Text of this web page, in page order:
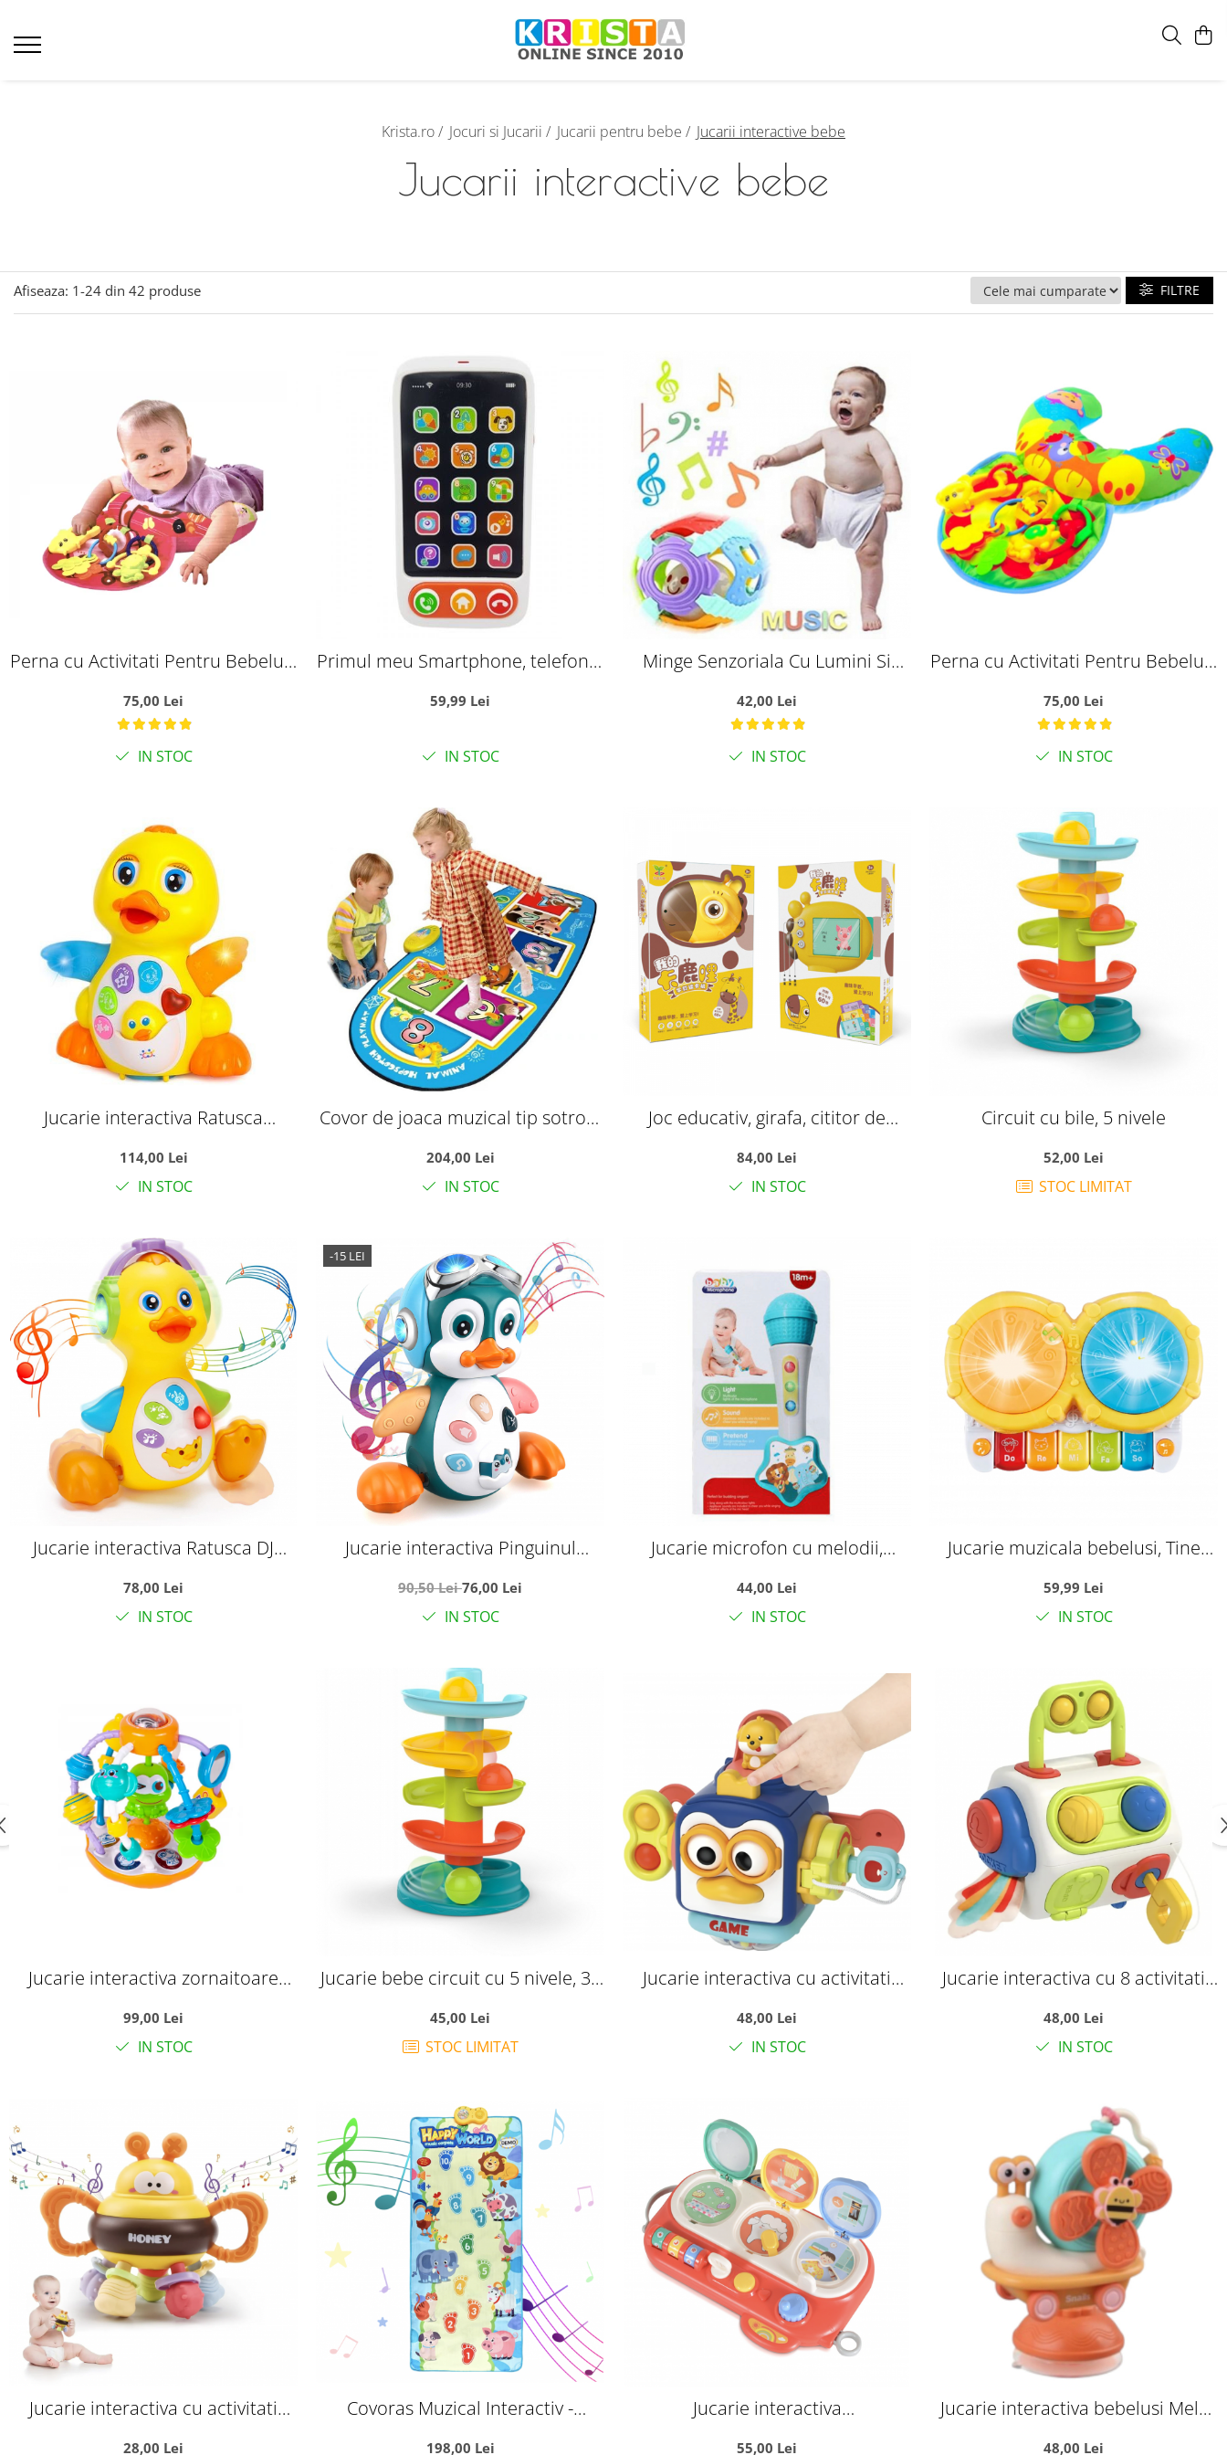
Krista.ro / Jocuri si Jucarii / Jucarii pentru bebe / Jucarii interactive bebe
Jucarii interactive bebe
Afiseaza: 1-24 din 42 produse FILTRE
Perna cu Activitati Pentru Bebelusi
75,00 Lei
IN STOC
Primul meu Smartphone, telefonul
59,99 Lei
IN STOC
Minge Senzoriala Cu Lumini Si
42,00 Lei
IN STOC
Perna cu Activitati Pentru Bebelusi
75,00 Lei
IN STOC
Jucarie interactiva Ratusca
114,00 Lei
IN STOC
Covor de joaca muzical tip sotron,
204,00 Lei
IN STOC
Joc educativ, girafa, cititor de
84,00 Lei
IN STOC
Circuit cu bile, 5 nivele
52,00 Lei
STOC LIMITAT
Jucarie interactiva Ratusca DJ
78,00 Lei
IN STOC
-15 LEI
Jucarie interactiva Pinguinul
90,50 Lei76,00 Lei
IN STOC
Jucarie microfon cu melodii,
44,00 Lei
IN STOC
Jucarie muzicala bebelusi, Tine
59,99 Lei
IN STOC
Jucarie interactiva zornaitoare
99,00 Lei
IN STOC
Jucarie bebe circuit cu 5 nivele, 30
45,00 Lei
STOC LIMITAT
Jucarie interactiva cu activitati
48,00 Lei
IN STOC
Jucarie interactiva cu 8 activitati
48,00 Lei
IN STOC
Jucarie interactiva cu activitati
28,00 Lei
Covoras Muzical Interactiv -
198,00 Lei
Jucarie interactiva
55,00 Lei
Jucarie interactiva bebelusi Melc
48,00 Lei